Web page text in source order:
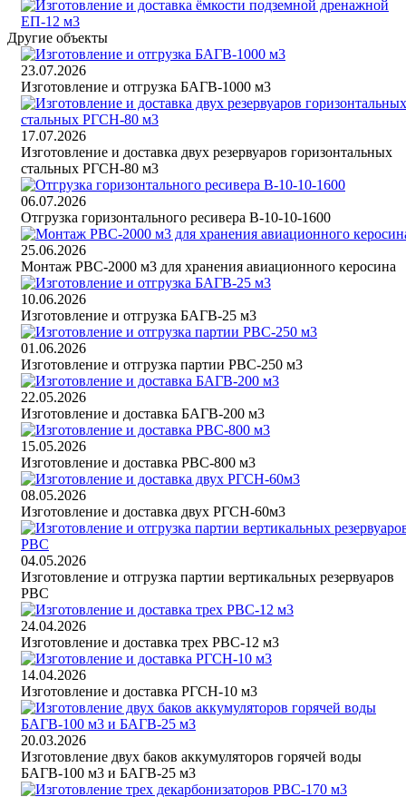
Другие объекты
23.07.2026
Изготовление и отгрузка БАГВ-1000 м3
17.07.2026
Изготовление и доставка двух резервуаров горизонтальных
стальных РГСН-80 м3
06.07.2026
Отгрузка горизонтального ресивера В-10-10-1600
25.06.2026
Монтаж РВС-2000 м3 для хранения авиационного керосина
10.06.2026
Изготовление и отгрузка БАГВ-25 м3
01.06.2026
Изготовление и отгрузка партии РВС-250 м3
22.05.2026
Изготовление и доставка БАГВ-200 м3
15.05.2026
Изготовление и доставка РВС-800 м3
08.05.2026
Изготовление и доставка двух РГСН-60м3
04.05.2026
Изготовление и отгрузка партии вертикальных резервуаров
РВС
24.04.2026
Изготовление и доставка трех РВС-12 м3
14.04.2026
Изготовление и доставка РГСН-10 м3
20.03.2026
Изготовление двух баков аккумуляторов горячей воды
БАГВ-100 м3 и БАГВ-25 м3